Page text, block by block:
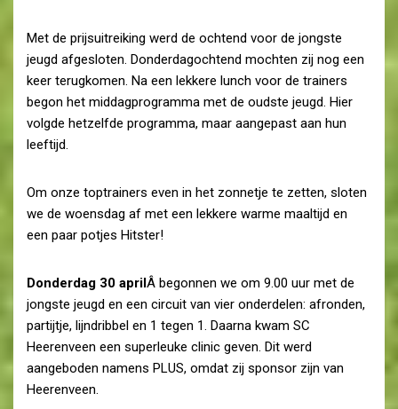
Met de prijsuitreiking werd de ochtend voor de jongste
jeugd afgesloten. Donderdagochtend mochten zij nog een
keer terugkomen. Na een lekkere lunch voor de trainers
begon het middagprogramma met de oudste jeugd. Hier
volgde hetzelfde programma, maar aangepast aan hun
leeftijd.
Om onze toptrainers even in het zonnetje te zetten, sloten
we de woensdag af met een lekkere warme maaltijd en
een paar potjes Hitster!
Donderdag 30 aprilÂ begonnen we om 9.00 uur met de
jongste jeugd en een circuit van vier onderdelen: afronden,
partijtje, lijndribbel en 1 tegen 1. Daarna kwam SC
Heerenveen een superleuke clinic geven. Dit werd
aangeboden namens PLUS, omdat zij sponsor zijn van
Heerenveen.